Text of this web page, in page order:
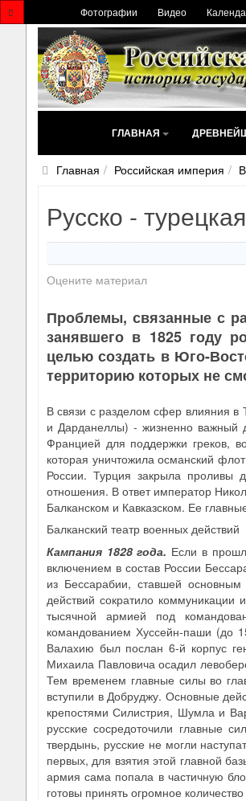
Фотографии Видео
ГЛАВНАЯ
Главная Российская империя
Русско -
Оцените материал
Проблемы, связанные с
занявшего в 1825 году
целью создать в Юго-
территорию которых не
В связи с разделом сфер влияния в
и Дарданеллы) - жизненно важный
Францией для поддержки греков,
которая уничтожила османский
России. Турция закрыла проливы
отношения. В ответ император
Балканском и Кавказском. Ее
Балканский театр военных действий
Кампания 1828 года. Если в
включением в состав России
из Бессарабии, ставшей
действий сократило
тысячной армией под
командованием Хуссейн-паши (до
Валахию был послан 6-й корпус
Михаила Павловича осадил
Тем временем главные силы во
вступили в Добруджу. Основные
крепостями Силистрия, Шумла и
русские сосредоточили главные
твердынь, русские не могли
первых, для взятия этой главной
армия сама попала в частичную
готовы принять огромное